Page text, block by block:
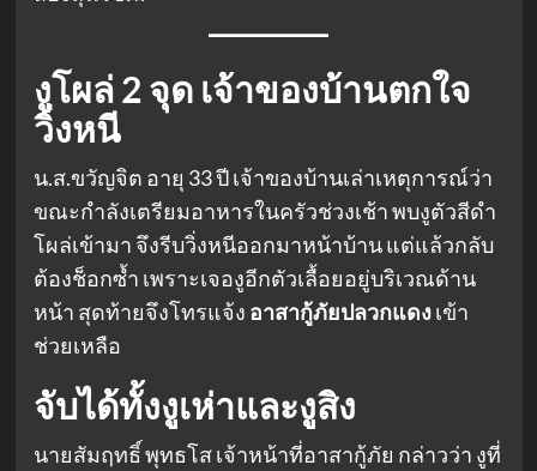
งูโผล่ 2 จุด เจ้าของบ้านตกใจ
วิ่งหนี
น.ส.ขวัญจิต อายุ 33 ปี เจ้าของบ้านเล่าเหตุการณ์ว่า
ขณะกำลังเตรียมอาหารในครัวช่วงเช้า พบงูตัวสีดำ
โผล่เข้ามา จึงรีบวิ่งหนีออกมาหน้าบ้าน แต่แล้วกลับ
ต้องช็อกซ้ำ เพราะเจองูอีกตัวเลื้อยอยู่บริเวณด้าน
หน้า สุดท้ายจึงโทรแจ้ง อาสากู้ภัยปลวกแดงเข้า
ช่วยเหลือ
จับได้ทั้งงูเห่าและงูสิง
นายสัมฤทธิ์ พุทธโส เจ้าหน้าที่อาสากู้ภัย กล่าวว่า งูที่